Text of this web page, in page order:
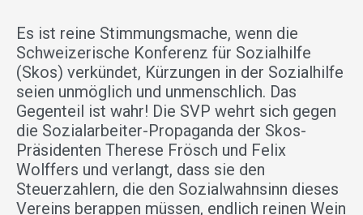
Es ist reine Stimmungsmache, wenn die
Schweizerische Konferenz für Sozialhilfe
(Skos) verkündet, Kürzungen in der Sozialhilfe
seien unmöglich und unmenschlich. Das
Gegenteil ist wahr! Die SVP wehrt sich gegen
die Sozialarbeiter-Propaganda der Skos-
Präsidenten Therese Frösch und Felix
Wolffers und verlangt, dass sie den
Steuerzahlern, die den Sozialwahnsinn dieses
Vereins berappen müssen, endlich reinen Wein